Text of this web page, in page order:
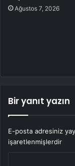
Ağustos 7, 2026
Bir yanıt yazın
E-posta adresiniz
işaretlenmişlerdir